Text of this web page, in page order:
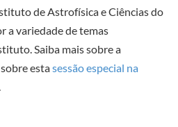
de Astrofísica e Ciências do
a variedade de temas
Saiba mais sobre a
estasessão especial na